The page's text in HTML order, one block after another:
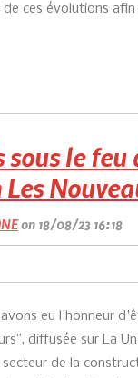
ces évolutions
sous le
Les
on 18/08/23 16:18
eu l'honneur
diffusée sur La
secteur de la